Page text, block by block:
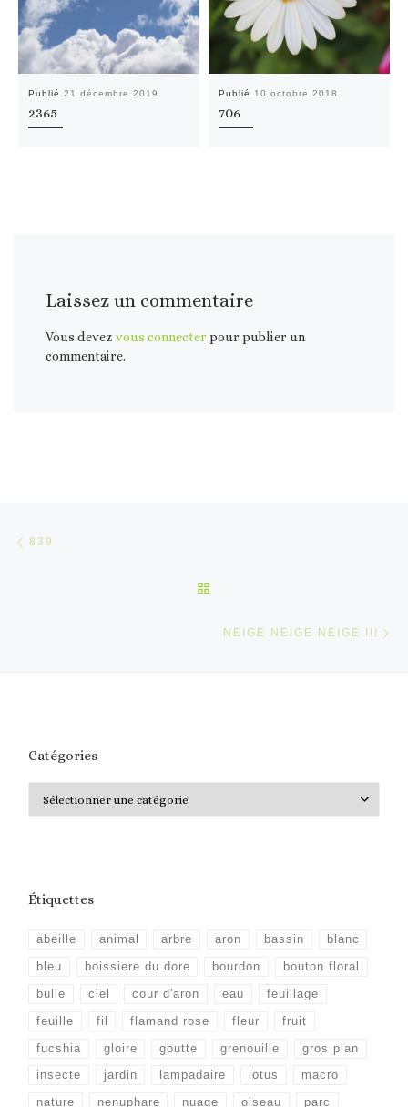
Publié 21 décembre 2019
2365
Publié 10 octobre 2018
706
Laissez un commentaire
Vous devezvous connecter pour publier un
commentaire.
Parcourir les articles
839
NEIGE NEIGE NEIGE !!!
Catégories
Étiquettes
abeille animal arbre aron bassin blanc
bleu boissiere du dore bourdon bouton floral
bulle ciel cour d'aron eau feuillage
feuille fil flamand rose fleur fruit
fucshia gloire goutte grenouille gros plan
insecte jardin lampadaire lotus macro
nature nenuphare nuage oiseau parc